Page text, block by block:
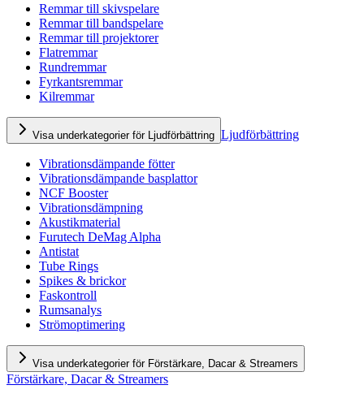
Remmar till skivspelare
Remmar till bandspelare
Remmar till projektorer
Flatremmar
Rundremmar
Fyrkantsremmar
Kilremmar
Visa underkategorier för Ljudförbättring Ljudförbättring
Vibrationsdämpande fötter
Vibrationsdämpande basplattor
NCF Booster
Vibrationsdämpning
Akustikmaterial
Furutech DeMag Alpha
Antistat
Tube Rings
Spikes & brickor
Faskontroll
Rumsanalys
Strömoptimering
Visa underkategorier för Förstärkare, Dacar & Streamers
Förstärkare, Dacar & Streamers